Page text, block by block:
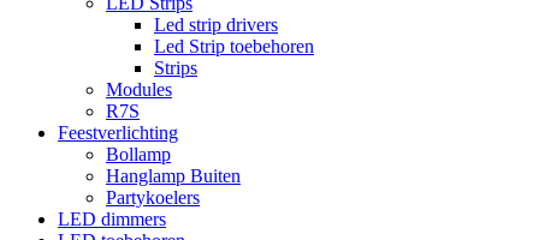
Led strip drivers
Led Strip toebehoren
Strips
Modules
R7S
Feestverlichting
Bollamp
Hanglamp Buiten
Partykoelers
LED dimmers